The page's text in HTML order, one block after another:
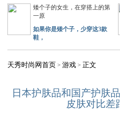
矮个子的女生，在穿搭上的第
一原
如果你是矮个子，少穿这3款
鞋，
天秀时尚网首页 > 游戏 > 正文
日本护肤品和国产护肤
皮肤对比差